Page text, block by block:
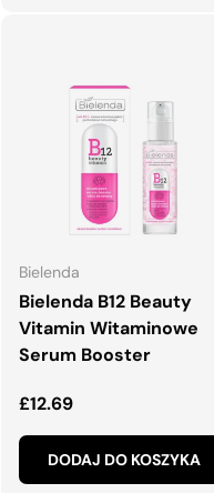
Bielenda
Bielenda B12 Beauty
Vitamin Witaminowe
Serum Booster
Normalna cena
£12.69
DODAJ DO KOSZYKA